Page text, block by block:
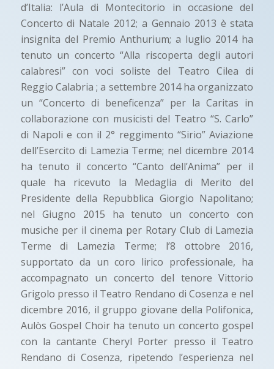
d’Italia: l’Aula di Montecitorio in occasione del
Concerto di Natale 2012; a Gennaio 2013 è stata
insignita del Premio Anthurium; a luglio 2014 ha
tenuto un concerto “Alla riscoperta degli autori
calabresi” con voci soliste del Teatro Cilea di
Reggio Calabria ; a settembre 2014 ha organizzato
un “Concerto di beneficenza” per la Caritas in
collaborazione con musicisti del Teatro “S. Carlo”
di Napoli e con il 2° reggimento “Sirio” Aviazione
dell’Esercito di Lamezia Terme; nel dicembre 2014
ha tenuto il concerto “Canto dell’Anima” per il
quale ha ricevuto la Medaglia di Merito del
Presidente della Repubblica Giorgio Napolitano;
nel Giugno 2015 ha tenuto un concerto con
musiche per il cinema per Rotary Club di Lamezia
Terme di Lamezia Terme; l’8 ottobre 2016,
supportato da un coro lirico professionale, ha
accompagnato un concerto del tenore Vittorio
Grigolo presso il Teatro Rendano di Cosenza e nel
dicembre 2016, il gruppo giovane della Polifonica,
Aulòs Gospel Choir ha tenuto un concerto gospel
con la cantante Cheryl Porter presso il Teatro
Rendano di Cosenza, ripetendo l’esperienza nel